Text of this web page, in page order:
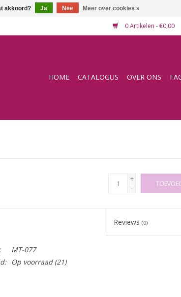
0 Artikelen - €0,00
HOME CATALOGUS OVER ONS
+
-
Reviews(0)
MT-077
Op voorraad(21)
akkoord? Ja Nee Meer over cookies »